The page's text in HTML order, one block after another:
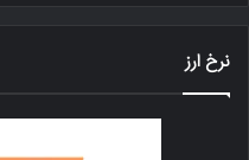
نرخ ارز